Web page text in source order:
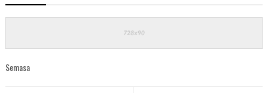
Semasa